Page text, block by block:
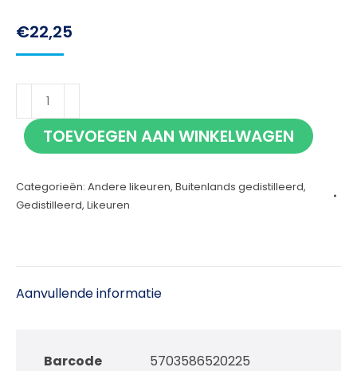
€22,25
Salty
Caramel
aantal
TOEVOEGEN AAN WINKELWAGEN
Categorieën: Andere likeuren, Buitenlands gedistilleerd,
Gedistilleerd, Likeuren
Aanvullende informatie
Barcode 5703586520225